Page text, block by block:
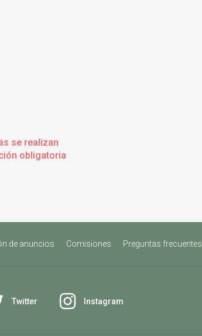
se realizan
obligatoria
de anuncios Comisiones Preguntas frecuentes
Twitter Instagram